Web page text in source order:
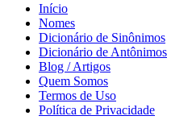
Início
Nomes
Dicionário de Sinônimos
Dicionário de Antônimos
Blog / Artigos
Quem Somos
Termos de Uso
Política de Privacidade